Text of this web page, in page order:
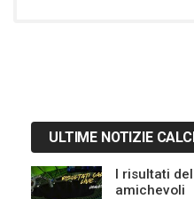
ULTIME NOTIZIE
I risultati
amichevoli